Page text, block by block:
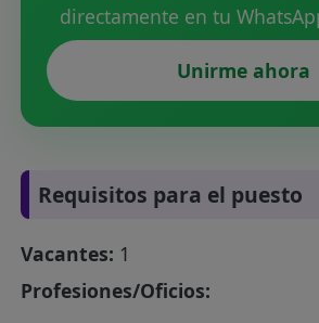
directamente en tu
Unirme ahora
Requisitos para el puesto
Vacantes: 1
Profesiones/Oficios: